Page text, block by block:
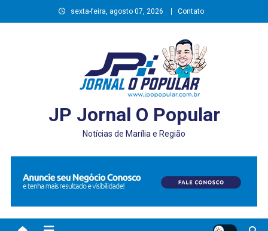
to
sexta-feira, agosto 07, 2026 Contato
JP Jornal O Popular
Notícias de Marília e Região